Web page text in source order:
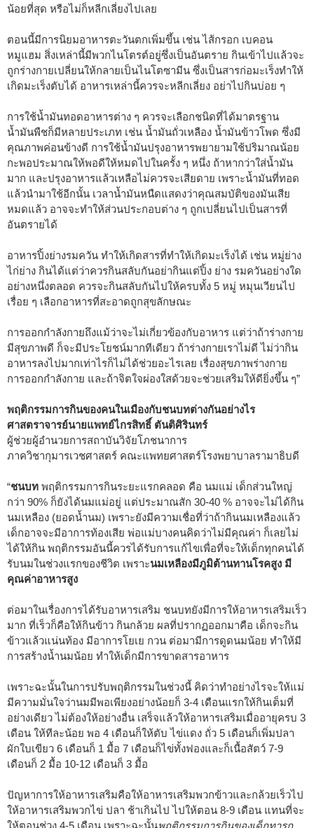
น้อยที่สุด หรือไม่ก็หลีกเลี่ยงไปเลย
ตอนนี้มีการนิยมอาหารตะวันตกเพิ่มขึ้น เช่น ไส้กรอก เบคอน
หมูแฮม สิ่งเหล่านี้มีพวกไนโตรต์อยู่ซึ่งเป็นอันตราย กินเข้าไปแล้วจะ
ถูกร่างกายเปลี่ยนให้กลายเป็นไนโตซามีน ซึ่งเป็นสารก่อมะเร็งทำให้
เกิดมะเร็งตับได้ อาหารเหล่านี้ควรจะหลีกเลี่ยง อย่าไปกินบ่อย ๆ
การใช้น้ำมันทอดอาหารต่าง ๆ ควรจะเลือกชนิดที่ได้มาตรฐาน
น้ำมันพืชก็มีหลายประเภท เช่น น้ำมันถั่วเหลือง น้ำมันข้าวโพด ซึ่งมี
คุณภาพค่อนข้างดี การใช้น้ำมันปรุงอาหารพยายามใช้ปริมาณน้อย
กะพอประมาณให้พอดีให้หมดไปในครั้ง ๆ หนึ่ง ถ้าหากว่าใส่น้ำมัน
มาก และปรุงอาหารแล้วเหลือไม่ควรจะเสียดาย เพราะน้ำมันที่ทอด
แล้วนำมาใช้อีกนั้น เวลาน้ำมันหนืดแสดงว่าคุณสมบัติของมันเสีย
หมดแล้ว อาจจะทำให้ส่วนประกอบต่าง ๆ ถูกเปลี่ยนไปเป็นสารที่
อันตรายได้
อาหารปิ้งย่างรมควัน ทำให้เกิดสารที่ทำให้เกิดมะเร็งได้ เช่น หมู่ย่าง
ไก่ย่าง กินได้แต่ว่าควรกินสลับกันอย่ากินแต่ปิ้ง ย่าง รมควันอย่างใด
อย่างหนึ่งตลอด ควรจะกินสลับกันไปให้ครบทั้ง 5 หมู่ หมุนเวียนไป
เรื่อย ๆ เลือกอาหารที่สะอาดถูกสุขลักษณะ
การออกกำลังกายถึงแม้ว่าจะไม่เกี่ยวข้องกับอาหาร แต่ว่าถ้าร่างกาย
มีสุขภาพดี ก็จะมีประโยชน์มากทีเดียว ถ้าร่างกายเราไม่ดี ไม่ว่ากิน
อาหารลงไปมากเท่าไรก็ไม่ได้ช่วยอะไรเลย เรื่องสุขภาพร่างกาย
การออกกำลังกาย และถ้าจิตใจผ่องใสด้วยจะช่วยเสริมให้ดียิ่งขึ้น ๆ”
พฤติกรรมการกินของคนในเมืองกับชนบทต่างกันอย่างไร
ศาสตราจารย์นายแพทย์ไกรสิทธิ์ ตันติศิรินทร์
ผู้ช่วยผู้อำนวยการสถาบันวิจัยโภชนาการ
ภาควิชากุมารเวชศาสตร์ คณะแพทยศาสตร์โรงพยาบาลรามาธิบดี
“ชนบท พฤติกรรมการกินระยะแรกคลอด คือ นมแม่ เด็กส่วนใหญ่
กว่า 90% ก็ยังได้นมแม่อยู่ แต่ประมาณสัก 30-40 % อาจจะไม่ได้กิน
นมเหลือง (ยอดน้ำนม) เพราะยังมีความเชื่อที่ว่าถ้ากินนมเหลืองแล้ว
เด็กอาจจะมีอาการท้องเสีย พ่อแม่บางคนคิดว่าไม่มีคุณค่า ก็เลยไม่
ได้ให้กิน พฤติกรรมอันนี้ควรได้รับการแก้ไขเพื่อที่จะให้เด็กทุกคนได้
รับนมในช่วงแรกของชีวิต เพราะนมเหลืองมีภูมิต้านทานโรคสูง มี
คุณค่าอาหารสูง
ต่อมาในเรื่องการได้รับอาหารเสริม ชนบทยังมีการให้อาหารเสริมเร็ว
มาก ที่เร็วก็คือให้กินข้าว กินกล้วย ผลที่ปรากฏออกมาคือ เด็กจะกิน
ข้าวแล้วแน่นท้อง มีอาการโยเย กวน ต่อมามีการดูดนมน้อย ทำให้มี
การสร้างน้ำนมน้อย ทำให้เด็กมีการขาดสารอาหาร
เพราะฉะนั้นในการปรับพฤติกรรมในช่วงนี้ คิดว่าทำอย่างไรจะให้แม่
มีความมั่นใจว่านมมีพอเพียงอย่างน้อยก็ 3-4 เดือนแรกให้กินเต็มที่
อย่างเดียว ไม่ต้องให้อย่างอื่น เสร็จแล้วให้อาหารเสริมเมื่ออายุครบ 3
เดือน ให้ทีละน้อย พอ 4 เดือนก็ให้ตับ ไข่แดง ถั่ว 5 เดือนก็เพิ่มปลา
ผักใบเขียว 6 เดือนก็ 1 มื้อ 7 เดือนก็ไข่ทั้งฟองและก็เนื้อสัตว์ 7-9
เดือนก็ 2 มื้อ 10-12 เดือนก็ 3 มื้อ
ปัญหาการให้อาหารเสริมคือให้อาหารเสริมพวกข้าวและกล้วยเร็วไป
ให้อาหารเสริมพวกไข่ ปลา ช้าเกินไป ไปให้ตอน 8-9 เดือน แทนที่จะ
ให้ตอนช่วง 4-5 เดือน เพราะฉะนั้นพฤติกรรมการกินของเด็กทารก